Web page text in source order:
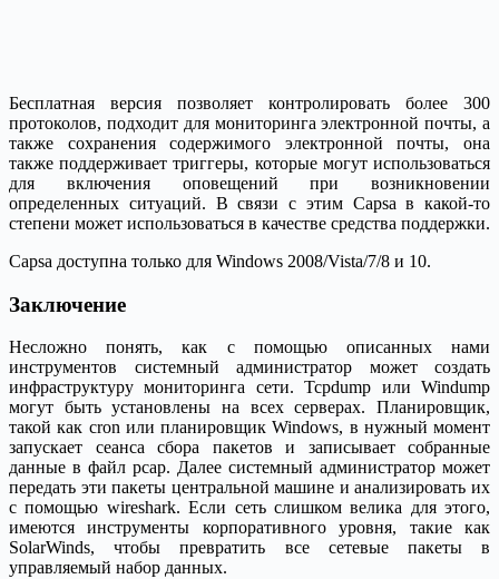
Бесплатная версия позволяет контролировать более 300
протоколов, подходит для мониторинга электронной почты, а
также сохранения содержимого электронной почты, она
также поддерживает триггеры, которые могут использоваться
для включения оповещений при возникновении
определенных ситуаций. В связи с этим Capsa в какой-то
степени может использоваться в качестве средства поддержки.
Capsa доступна только для Windows 2008/Vista/7/8 и 10.
Заключение
Несложно понять, как с помощью описанных нами
инструментов системный администратор может создать
инфраструктуру мониторинга сети. Tcpdump или Windump
могут быть установлены на всех серверах. Планировщик,
такой как cron или планировщик Windows, в нужный момент
запускает сеанса сбора пакетов и записывает собранные
данные в файл pcap. Далее системный администратор может
передать эти пакеты центральной машине и анализировать их
с помощью wireshark. Если сеть слишком велика для этого,
имеются инструменты корпоративного уровня, такие как
SolarWinds, чтобы превратить все сетевые пакеты в
управляемый набор данных.